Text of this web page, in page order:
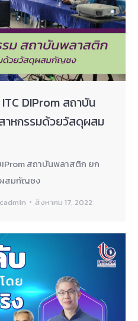
DIProm สถาบัน
หกรรมด้วยวัสดุผสม
สถาบันพลาสติก ยก
สมกัญชง
สิงหาคม 17, 2022